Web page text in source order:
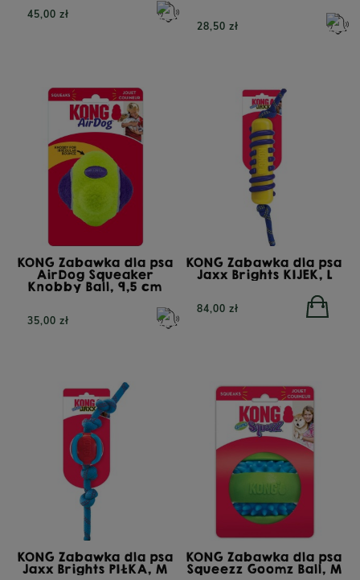
45,00 zł
28,50 zł
KONG Zabawka dla psa
AirDog Squeaker
Knobby Ball, 9,5 cm
35,00 zł
KONG Zabawka dla psa
Jaxx Brights KIJEK, L
84,00 zł
KONG Zabawka dla psa
Jaxx Brights PIŁKA, M
KONG Zabawka dla psa
Squeezz Goomz Ball, M